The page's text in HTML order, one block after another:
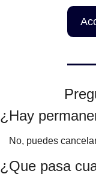
¿Hay
No, puedes
¿Que pasa